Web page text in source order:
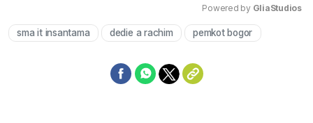
Mute
Powered by GliaStudios
sma it insantama dedie a rachim pemkot bogor